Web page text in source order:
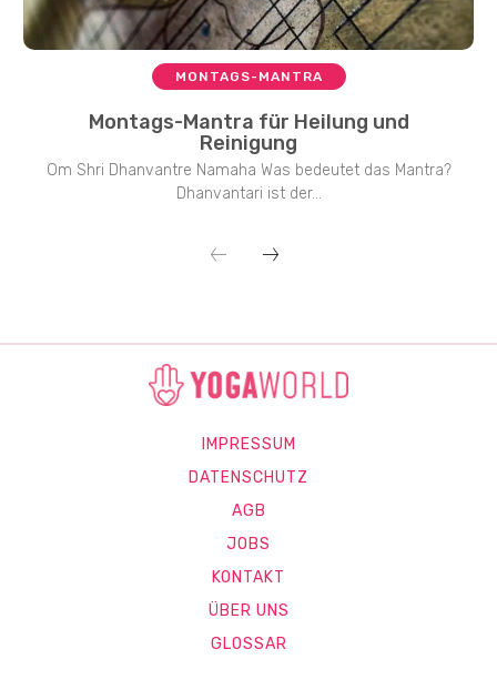
MONTAGS-MANTRA
Montags-Mantra für Heilung und
Reinigung
Om Shri Dhanvantre Namaha Was bedeutet das Mantra?
Dhanvantari ist der...
IMPRESSUM
DATENSCHUTZ
AGB
JOBS
KONTAKT
ÜBER UNS
GLOSSAR